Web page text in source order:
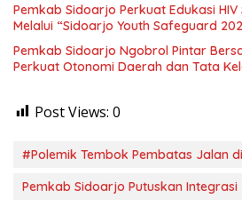
Pemkab Sidoarjo Perkuat Edukasi HIV
Melalui “Sidoarjo Youth Safeguard
Pemkab Sidoarjo Ngobrol Pintar
Perkuat Otonomi Daerah dan Tata
Post Views: 0
#Polemik Tembok Pembatas Jalan
Pemkab Sidoarjo Putuskan Integrasi